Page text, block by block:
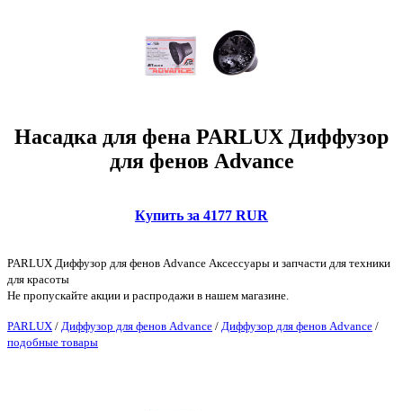
Насадка для фена PARLUX Диффузор
для фенов Advance
Купить за 4177 RUR
PARLUX Диффузор для фенов Advance Аксессуары и запчасти для техники
для красоты
Не пропускайте акции и распродажи в нашем магазине.
PARLUX / Диффузор для фенов Advance / Диффузор для фенов Advance /
подобные товары